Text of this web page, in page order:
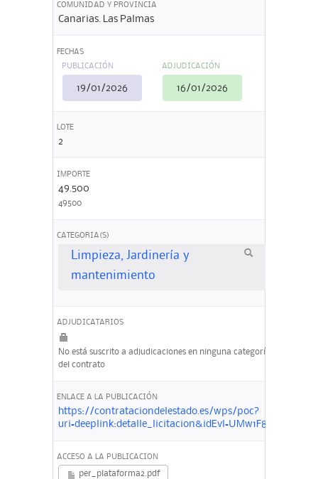
COMUNIDAD Y PROVINCIA
Canarias. Las Palmas
FECHAS
PUBLICACIÓN
19/01/2026
ADJUDICACIÓN
16/01/2026
LOTE
2
IMPORTE
49.500
49500
CATEGORIA(S)
Limpieza, Jardinería y
mantenimiento
ADJUDICATARIOS
No está suscrito a adjudicaciones en ninguna categoría
del contrato
ENLACE A LA PUBLICACIÓN
https://contrataciondelestado.es/wps/poc?
ACCESO A LA PUBLICACION
per_plataforma2.pdf